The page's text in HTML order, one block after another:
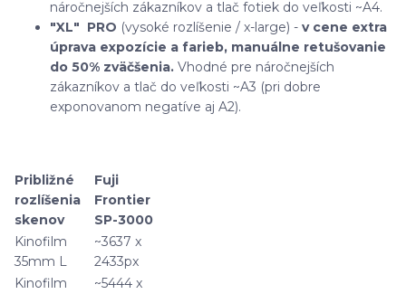
náročnejších zákazníkov a tlač fotiek do veľkosti ~A4.
"XL" PRO (vysoké rozlíšenie / x-large) - v cene extra
úprava expozície a farieb, manuálne retušovanie
do 50% zväčšenia. Vhodné pre náročnejších
zákazníkov a tlač do veľkosti ~A3 (pri dobre
exponovanom negatíve aj A2).
Približné
rozlíšenia
skenov
Fuji
Frontier
SP-3000
Kinofilm
35mm L
~3637 x
2433px
Kinofilm
~5444 x